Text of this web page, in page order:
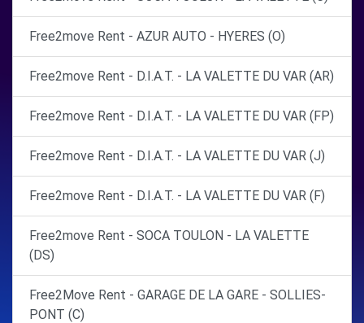
Free2move Rent - AZUR AUTO - HYERES (O)
Free2move Rent - D.I.A.T. - LA VALETTE DU VAR (AR)
Free2move Rent - D.I.A.T. - LA VALETTE DU VAR (FP)
Free2move Rent - D.I.A.T. - LA VALETTE DU VAR (J)
Free2move Rent - D.I.A.T. - LA VALETTE DU VAR (F)
Free2move Rent - SOCA TOULON - LA VALETTE
(DS)
Free2Move Rent - GARAGE DE LA GARE - SOLLIES-
PONT (C)